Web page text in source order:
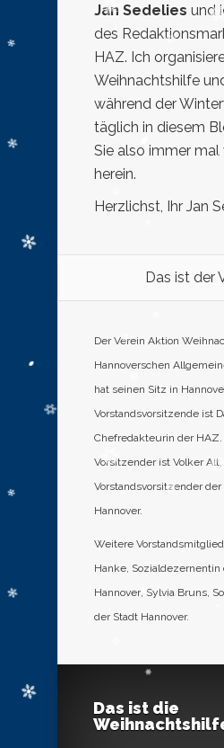
Jan Sedelies und
des
HAZ. Ich
Weihnachtshilfe
während der
täglich in diesem
Sie also immer mal
herein.
Herzlichst, Ihr Jan
Das ist der
Der Verein Aktion
Hannoverschen
hat seinen Sitz in
Vorstandsvorsitzende ist
Chefredakteurin der
Vorsitzender ist Volker Alt,
Vorstandsvorsitzender der
Hannover.
Weitere
Hanke, Sozialdezernentin
Hannover; Sylvia Bruns,
der Stadt Hannover.
Das ist die